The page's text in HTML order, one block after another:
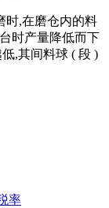
时,在磨仓内的料
时产量降低而下
,其间料球 ( 段 )
率